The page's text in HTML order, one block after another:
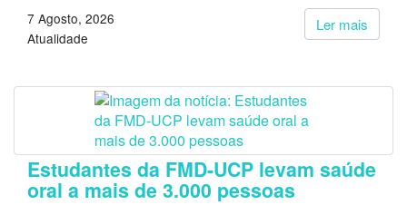
Ler mais
7 Agosto, 2026
Atualidade
Estudantes da FMD-UCP levam saúde
oral a mais de 3.000 pessoas